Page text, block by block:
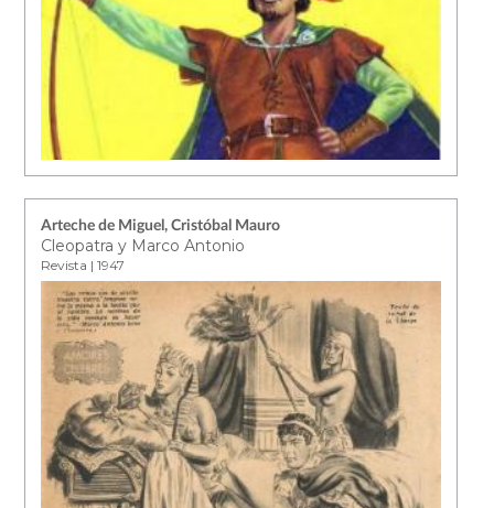
Arteche de Miguel, Cristóbal Mauro
Cleopatra y Marco Antonio
Revista | 1947